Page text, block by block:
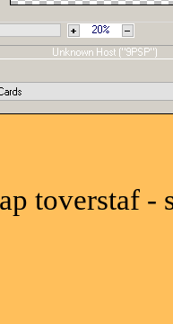
toverstaf -